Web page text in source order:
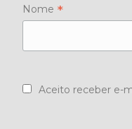
Nome *
Aceito receber e-